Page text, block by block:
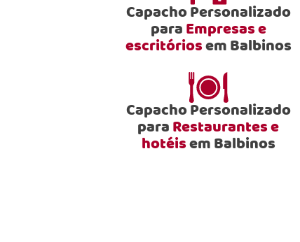
Capacho Personalizado
paraEmpresas e
escritóriosem Balbinos
Capacho Personalizado
paraRestaurantes e
hotéisem Balbinos